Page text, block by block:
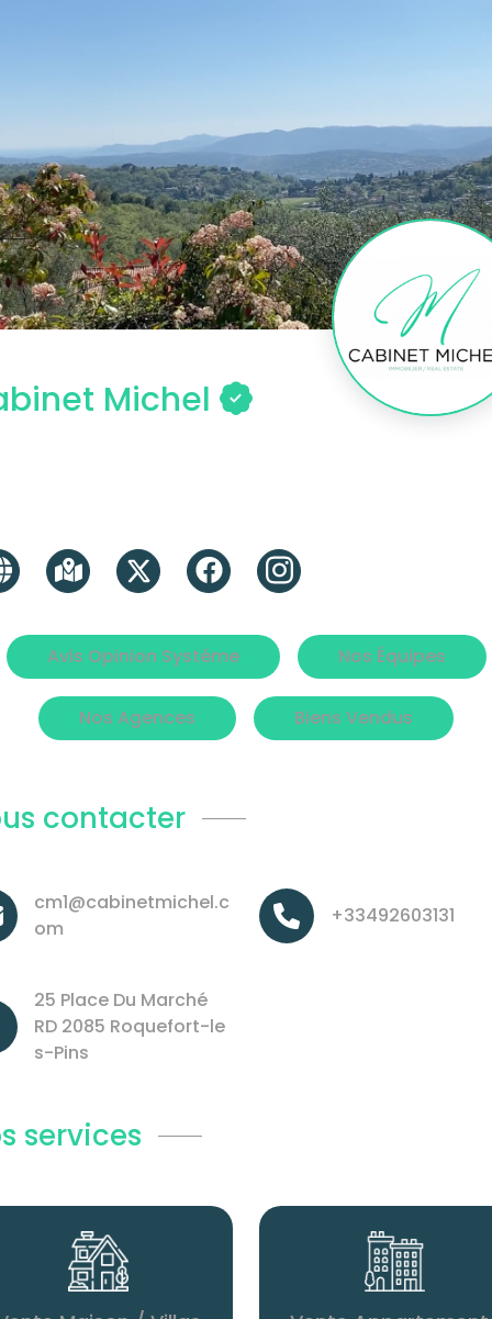
Michel
Avis Opinion Systéme Nos Équipes
Nos Agences Biens Vendus
contacter
cm1@cabinetmichel.c
om
+33492603131
25 Place Du Marché
RD 2085 Roquefort-le
s-Pins
services